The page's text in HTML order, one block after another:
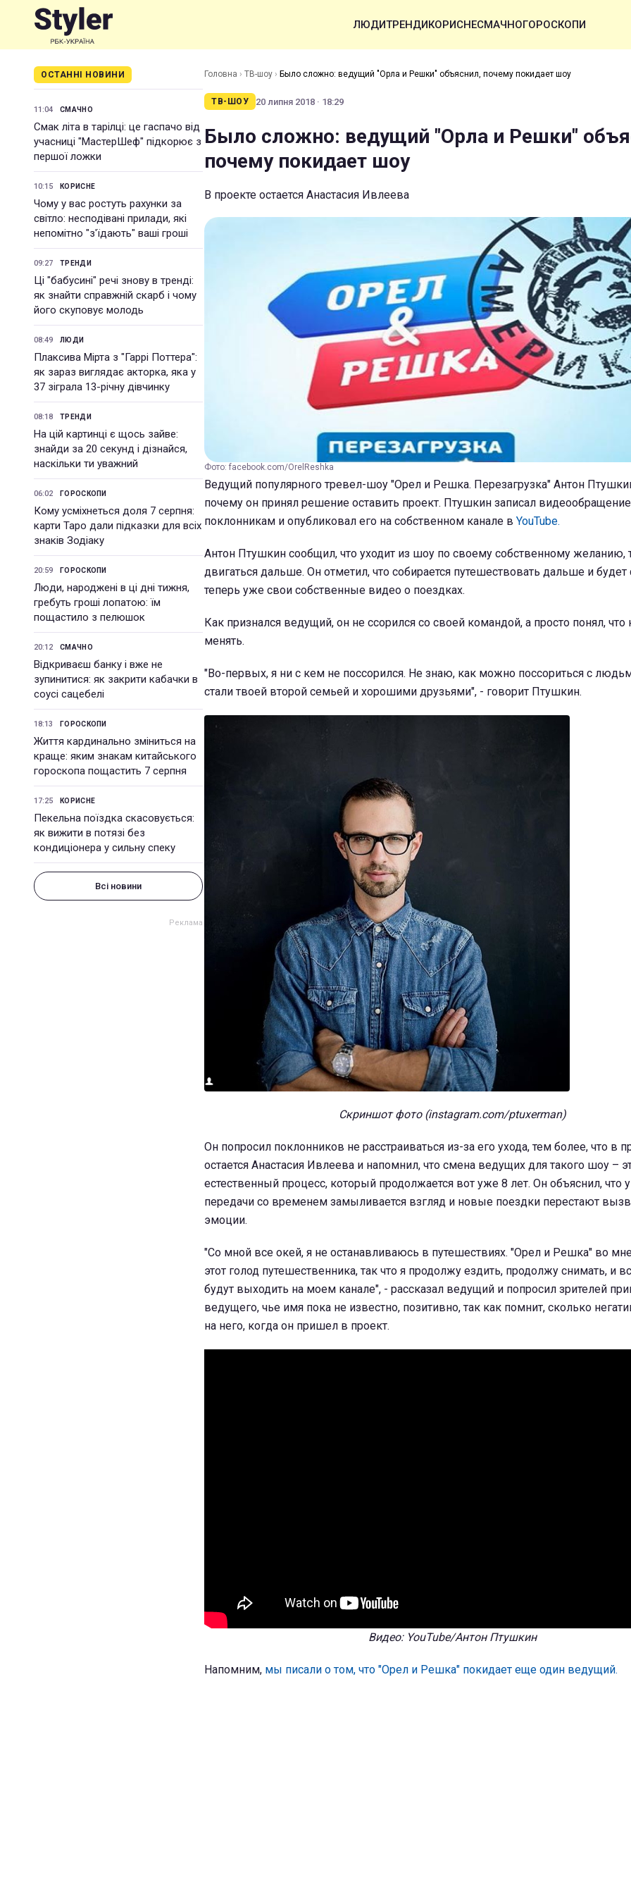
ЛЮДИТРЕНДИКОРИСНЕСМАЧНОГОРОСКОПИ
ОСТАННІ НОВИНИ
11:04 СМАЧНО
Смак літа в тарілці: це гаспачо від
учасниці "МастерШеф" підкорює з
першої ложки
10:15 КОРИСНЕ
Чому у вас ростуть рахунки за
світло: несподівані прилади, які
непомітно "з'їдають" ваші гроші
09:27 ТРЕНДИ
Ці "бабусині" речі знову в тренді:
як знайти справжній скарб і чому
його скуповує молодь
08:49 ЛЮДИ
Плаксива Мірта з "Гаррі Поттера":
як зараз виглядає акторка, яка у
37 зіграла 13-річну дівчинку
08:18 ТРЕНДИ
На цій картинці є щось зайве:
знайди за 20 секунд і дізнайся,
наскільки ти уважний
06:02 ГОРОСКОПИ
Кому усміхнеться доля 7 серпня:
карти Таро дали підказки для всіх
знаків Зодіаку
20:59 ГОРОСКОПИ
Люди, народжені в ці дні тижня,
гребуть гроші лопатою: їм
пощастило з пелюшок
20:12 СМАЧНО
Відкриваєш банку і вже не
зупинитися: як закрити кабачки в
соусі сацебелі
18:13 ГОРОСКОПИ
Життя кардинально зміниться на
краще: яким знакам китайського
гороскопа пощастить 7 серпня
17:25 КОРИСНЕ
Пекельна поїздка скасовується:
як вижити в потязі без
кондиціонера у сильну спеку
Всі новини
Головна › ТВ-шоу › Было сложно: ведущий "Орла и Решки" объяснил, почему покидает шоу
ТВ-ШОУ 20 липня 2018 · 18:29
Было сложно: ведущий "Орла и Решки"
почему покидает шоу
В проекте остается Анастасия Ивлеева
Фото: facebook.com/OrelReshka
Ведущий популярного тревел-шоу "Орел и Решка. Перезагрузка" Антон
почему он принял решение оставить проект. Птушкин записал
поклонникам и опубликовал его на собственном канале в YouTube.
Антон Птушкин сообщил, что уходит из шоу по своему собственному желанию,
двигаться дальше. Он отметил, что собирается путешествовать дальше и будет
теперь уже свои собственные видео о поездках.
Как признался ведущий, он не ссорился со своей командой, а просто понял, что
менять.
"Во-первых, я ни с кем не поссорился. Не знаю, как можно поссориться с
стали твоей второй семьей и хорошими друзьями", - говорит Птушкин.
Скриншот фото (instagram.com/ptuxerman)
Он попросил поклонников не расстраиваться из-за его ухода, тем более, что в
остается Анастасия Ивлеева и напомнил, что смена ведущих для такого шоу –
естественный процесс, который продолжается вот уже 8 лет. Он объяснил, что
передачи со временем замыливается взгляд и новые поездки перестают
эмоции.
"Со мной все окей, я не останавливаюсь в путешествиях. "Орел и Решка" во
этот голод путешественника, так что я продолжу ездить, продолжу снимать, и
будут выходить на моем канале", - рассказал ведущий и попросил зрителей
ведущего, чье имя пока не известно, позитивно, так как помнит, сколько
на него, когда он пришел в проект.
Видео: YouTube/Антон Птушкин
Напомним, мы писали о том, что "Орел и Решка" покидает еще один ведущий.